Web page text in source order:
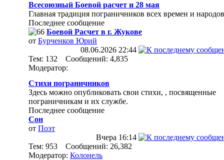
Всесоюзный Боевой расчет и 28 мая
Главная традиция пограничников всех времен и
Последнее сообщение
Боевой Расчет в г. Жукове
от Бурченков Юрий
08.06.2026 22:44
Тем: 132 Сообщений: 4,835
Модератор:
Стихи пограничников
Здесь можно опубликовать свои стихи, , посвященные
пограничникам и их службе.
Последнее сообщение
Сон
от Поэт
Вчера 16:14
Тем: 953 Сообщений: 26,382
Модератор: Колонель